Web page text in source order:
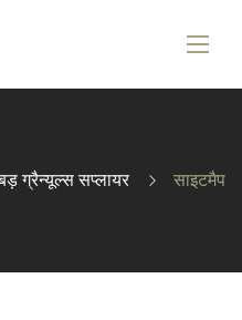
ग्रैन्यूल्स सप्लायर साइटमैप